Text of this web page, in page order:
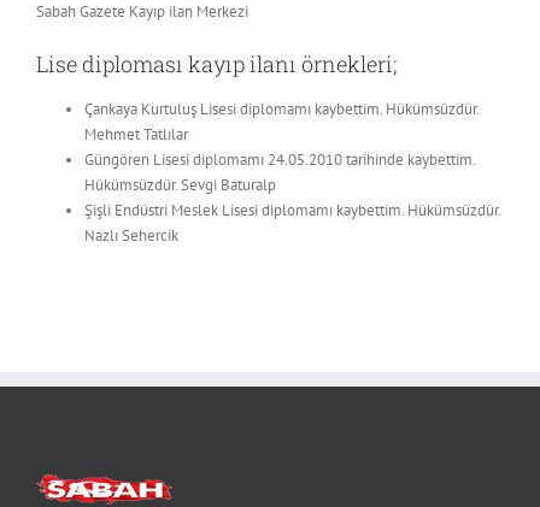
Sabah Gazete Kayıp ilan Merkezi
Lise diploması kayıp ilanı örnekleri;
Çankaya Kurtuluş Lisesi diplomamı kaybettim. Hükümsüzdür.
Mehmet Tatlılar
Güngören Lisesi diplomamı 24.05.2010 tarihinde kaybettim.
Hükümsüzdür. Sevgi Baturalp
Şişli Endüstri Meslek Lisesi diplomamı kaybettim. Hükümsüzdür.
Nazlı Sehercik